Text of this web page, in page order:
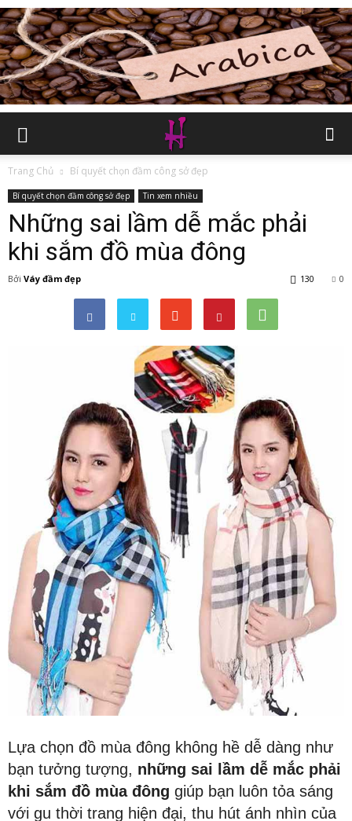
Trang Chủ Bí quyết chọn đầm công sở đẹp
Bí quyết chọn đầm công sở đẹp Tin xem nhiều
Những sai lầm dễ mắc phải
khi sắm đồ mùa đông
Bởi Váy đầm đẹp 0
130
Lựa chọn đồ mùa đông không hề dễ dàng như
bạn tưởng tượng, những sai lầm dễ mắc phải
khi sắm đồ mùa đông giúp bạn luôn tỏa sáng
với gu thời trang hiện đại, thu hút ánh nhìn của